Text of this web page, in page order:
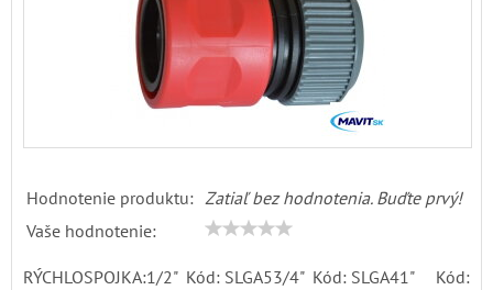
Hodnotenie produktu: Zatiaľ bez hodnotenia. Buďte prvý!
Vaše hodnotenie:
RÝCHLOSPOJKA:1/2" Kód: SLGA53/4" Kód: SLGA41" Kód: